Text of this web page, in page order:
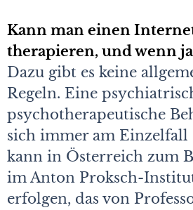
Kann man einen
therapieren, und wenn
Dazu gibt es keine
Regeln. Eine
psychotherapeutische
sich immer am
kann in Österreich zum
im Anton Proksch-
erfolgen, das von